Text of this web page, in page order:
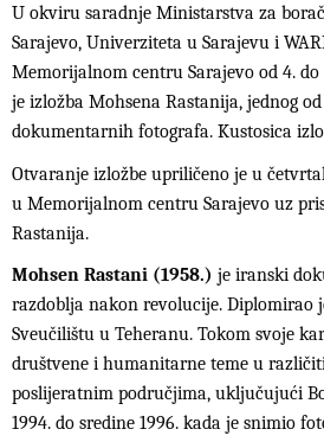
U okviru saradnje Ministarstva za
Sarajevo, Univerziteta u Sarajevu i
Memorijalnom centru Sarajevo od 4.
je izložba Mohsena Rastanija, jednog
dokumentarnih fotografa. Kustosica
Otvaranje izložbe upriličeno je u
u Memorijalnom centru Sarajevo uz
Rastanija.
Mohsen Rastani (1958.) je iranski
razdoblja nakon revolucije. Diplomirao
Sveučilištu u Teheranu. Tokom svoje
društvene i humanitarne teme u
poslijeratnim područjima, uključujući
1994. do sredine 1996. kada je snimio